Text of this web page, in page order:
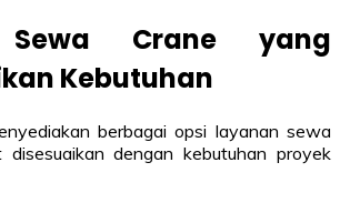
Sewa Crane yang
Kebutuhan
berbagai opsi layanan sewa
dengan kebutuhan proyek